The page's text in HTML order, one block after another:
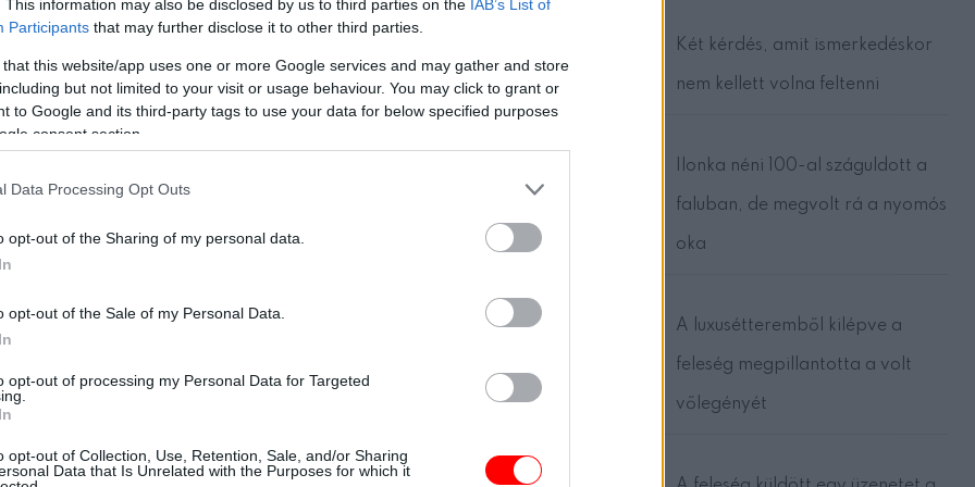
This information may also be disclosed by us to third parties on the IAB’s List of
Participants that may further disclose it to other third parties.
that this website/app uses one or more Google services and may gather and store
but not limited to your visit or usage behaviour. You may click to grant or
to Google and its third-party tags to use your data for below specified purposes
consent section.
Data Processing Opt Outs
opt-out of the Sharing of my personal data.
opt-out of the Sale of my Personal Data.
opt-out of processing my Personal Data for Targeted
opt-out of Collection, Use, Retention, Sale, and/or Sharing
Data that Is Unrelated with the Purposes for which it
papírokból. Egy hosszú, feszült másodpercig néma csend telepedett
monoton zúgása tört meg. Aztán a főnök lassan letette a tollat,
csak annyit mondott:
húszezerrel többet kaptál.
lábbal. Ott álltam az ajtó mellett, és már készítettem a lelkem, hogy
a cipője orrát bámulva kifarol az irodából. De a legnagyobb
hogy egy profi kártyás is megirigyelte volna. Kihúzta magát,
hangját, és egyenesen a főnök szemébe nézett:
tévedést még elnéz az ember de ez így már sorozatos hiba!
bírtuk tovább. Úgy kibukott belőlünk a röhögés, hogy a Lalinak még a
tartani a szigorú cégvezetői arcot, de a szája széle megrándult,
Két kérdés, amit ismerkedéskor
nem kellett volna feltenni
Ilonka néni 100-al száguldott a
faluban, de megvolt rá a nyomós
oka
A luxusétteremből kilépve a
feleség megpillantotta a volt
vőlegényét